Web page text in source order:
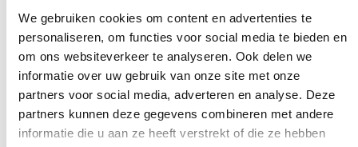
om ons websiteverkeer te analyseren. Ook delen we
informatie over uw gebruik van onze site met onze
partners voor social media, adverteren en analyse. Deze
partners kunnen deze gegevens combineren met andere
informatie die u aan ze heeft verstrekt of die ze hebben
verzameld op basis van uw gebruik van hun services.
Zithoogte (cm)
44 cm
Zitdiepte (cm)
Leuninghoogte arm (cm)